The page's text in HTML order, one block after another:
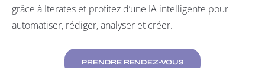
grâce à Iterates et profitez d’une IA intelligente pour
automatiser, rédiger, analyser et créer.
PRENDRE RENDEZ-VOUS